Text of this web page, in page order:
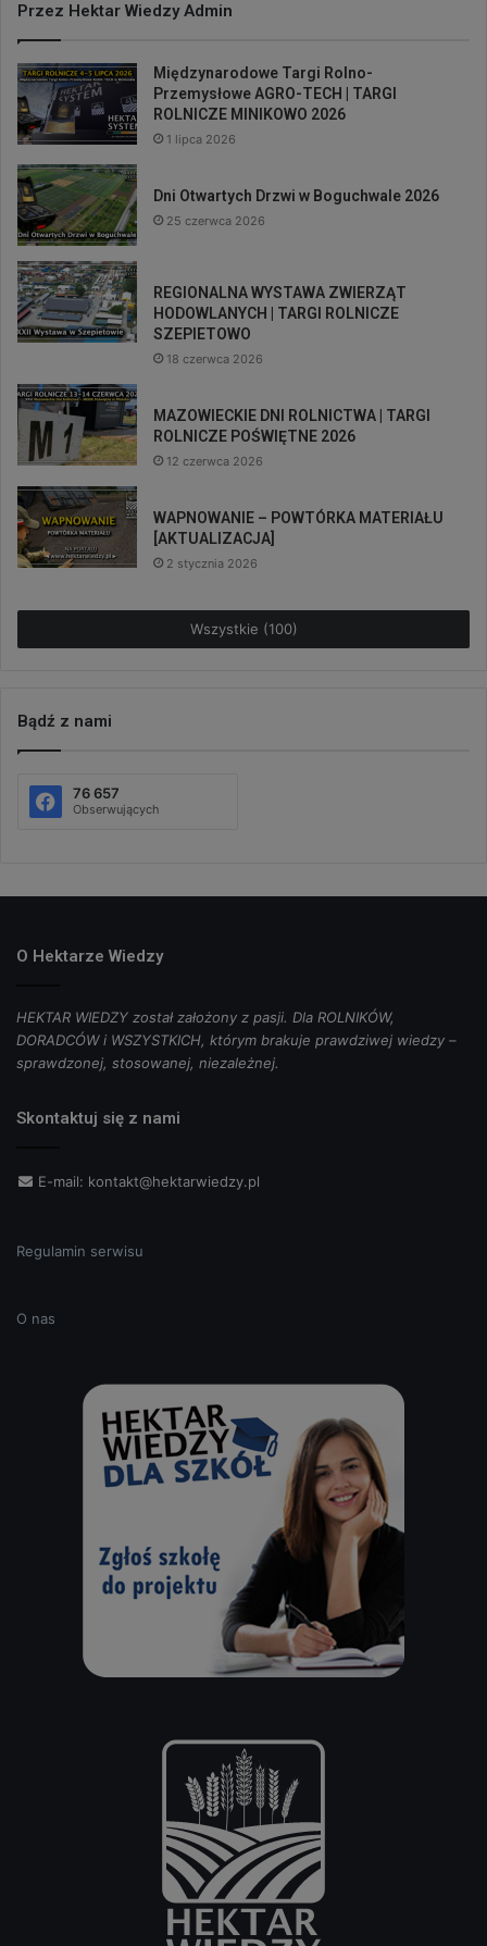
Przez Hektar Wiedzy Admin
Międzynarodowe Targi Rolno-
Przemysłowe AGRO-TECH | TARGI
ROLNICZE MINIKOWO 2026
1 lipca 2026
Dni Otwartych Drzwi w Boguchwale 2026
25 czerwca 2026
REGIONALNA WYSTAWA ZWIERZĄT
HODOWLANYCH | TARGI ROLNICZE
SZEPIETOWO
18 czerwca 2026
MAZOWIECKIE DNI ROLNICTWA | TARGI
ROLNICZE POŚWIĘTNE 2026
12 czerwca 2026
WAPNOWANIE – POWTÓRKA MATERIAŁU
[AKTUALIZACJA]
2 stycznia 2026
Wszystkie (100)
Bądź z nami
76 657
Obserwujących
O Hektarze Wiedzy
HEKTAR WIEDZY został założony z pasji. Dla ROLNIKÓW,
DORADCÓW i WSZYSTKICH, którym brakuje prawdziwej wiedzy –
sprawdzonej, stosowanej, niezależnej.
Skontaktuj się z nami
E-mail: kontakt@hektarwiedzy.pl
Regulamin serwisu
O nas